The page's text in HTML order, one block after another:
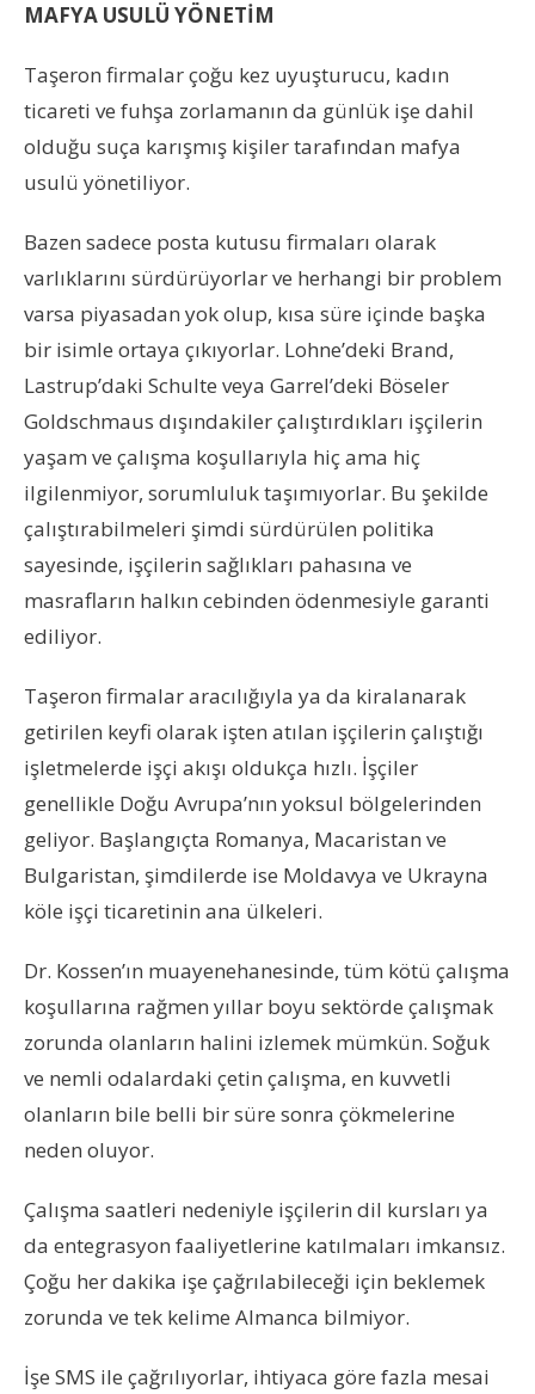
MAFYA USULÜ YÖNETİM
Taşeron firmalar çoğu kez uyuşturucu, kadın
ticareti ve fuhşa zorlamanın da günlük işe dahil
olduğu suça karışmış kişiler tarafından mafya
usulü yönetiliyor.
Bazen sadece posta kutusu firmaları olarak
varlıklarını sürdürüyorlar ve herhangi bir problem
varsa piyasadan yok olup, kısa süre içinde başka
bir isimle ortaya çıkıyorlar. Lohne’deki Brand,
Lastrup’daki Schulte veya Garrel’deki Böseler
Goldschmaus dışındakiler çalıştırdıkları işçilerin
yaşam ve çalışma koşullarıyla hiç ama hiç
ilgilenmiyor, sorumluluk taşımıyorlar. Bu şekilde
çalıştırabilmeleri şimdi sürdürülen politika
sayesinde, işçilerin sağlıkları pahasına ve
masrafların halkın cebinden ödenmesiyle garanti
ediliyor.
Taşeron firmalar aracılığıyla ya da kiralanarak
getirilen keyfi olarak işten atılan işçilerin çalıştığı
işletmelerde işçi akışı oldukça hızlı. İşçiler
genellikle Doğu Avrupa’nın yoksul bölgelerinden
geliyor. Başlangıçta Romanya, Macaristan ve
Bulgaristan, şimdilerde ise Moldavya ve Ukrayna
köle işçi ticaretinin ana ülkeleri.
Dr. Kossen’ın muayenehanesinde, tüm kötü çalışma
koşullarına rağmen yıllar boyu sektörde çalışmak
zorunda olanların halini izlemek mümkün. Soğuk
ve nemli odalardaki çetin çalışma, en kuvvetli
olanların bile belli bir süre sonra çökmelerine
neden oluyor.
Çalışma saatleri nedeniyle işçilerin dil kursları ya
da entegrasyon faaliyetlerine katılmaları imkansız.
Çoğu her dakika işe çağrılabileceği için beklemek
zorunda ve tek kelime Almanca bilmiyor.
İşe SMS ile çağrılıyorlar, ihtiyaca göre fazla mesai